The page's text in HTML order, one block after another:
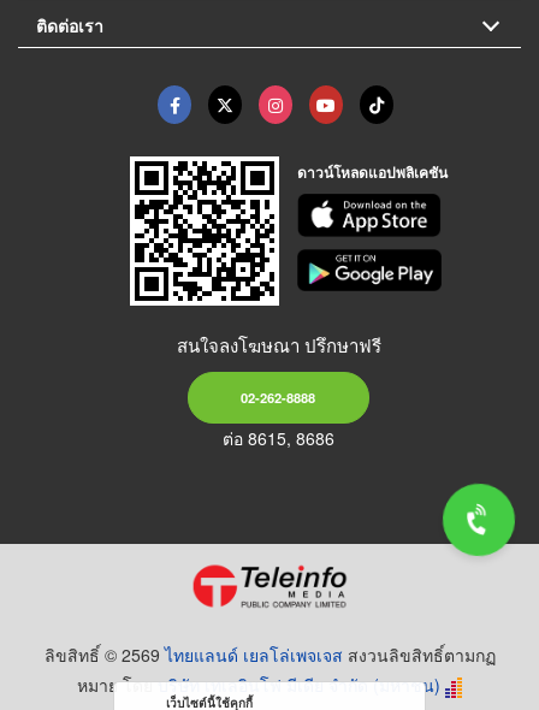
ติดต่อเรา
ดาวน์โหลดแอปพลิเคชัน
สนใจลงโฆษณา ปรึกษาฟรี
02-262-8888
ต่อ 8615, 8686
ลิขสิทธิ์ © 2569ไทยแลนด์ เยลโล่เพจเจส สงวนลิขสิทธิ์ตามกฏ
หมาย โดยบริษัท เทเลอินโฟ มีเดีย จำกัด (มหาชน)
เว็บไซต์นี้ใช้คุกกี้